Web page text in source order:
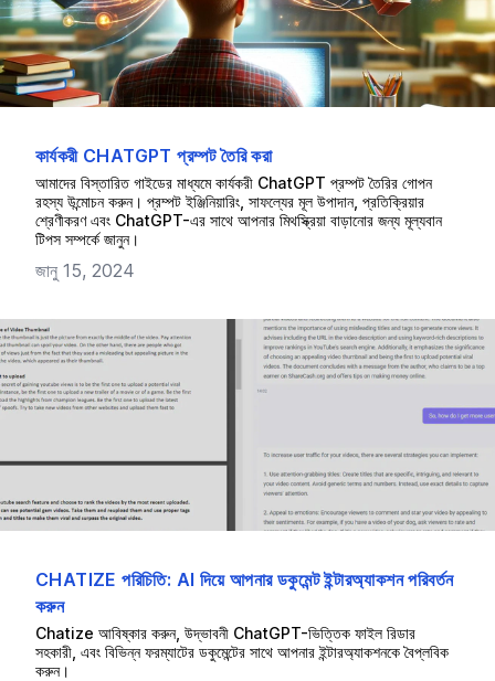
কার্যকরী CHATGPT প্রম্পট তৈরি করা
আমাদের বিস্তারিত গাইডের মাধ্যমে কার্যকরী ChatGPT প্রম্পট তৈরির গোপন
রহস্য উন্মোচন করুন। প্রম্পট ইঞ্জিনিয়ারিং, সাফল্যের মূল উপাদান, প্রতিক্রিয়ার
শ্রেণীকরণ এবং ChatGPT-এর সাথে আপনার মিথস্ক্রিয়া বাড়ানোর জন্য মূল্যবান
টিপস সম্পর্কে জানুন।
জানু 15, 2024
CHATIZE পরিচিতি: AI দিয়ে আপনার ডকুমেন্ট ইন্টারঅ্যাকশন পরিবর্তন
করুন
Chatize আবিষ্কার করুন, উদ্ভাবনী ChatGPT-ভিত্তিক ফাইল রিডার
সহকারী, এবং বিভিন্ন ফরম্যাটের ডকুমেন্টের সাথে আপনার ইন্টারঅ্যাকশনকে বৈপ্লবিক
করুন।